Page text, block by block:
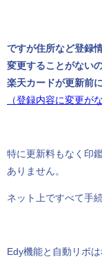
ですが住所など登録
変更することがない
楽天カードが更新前
（登録内容に変更が
特に更新料もなく印
ありません。
ネット上ですべて手
Edy機能と自動リボ